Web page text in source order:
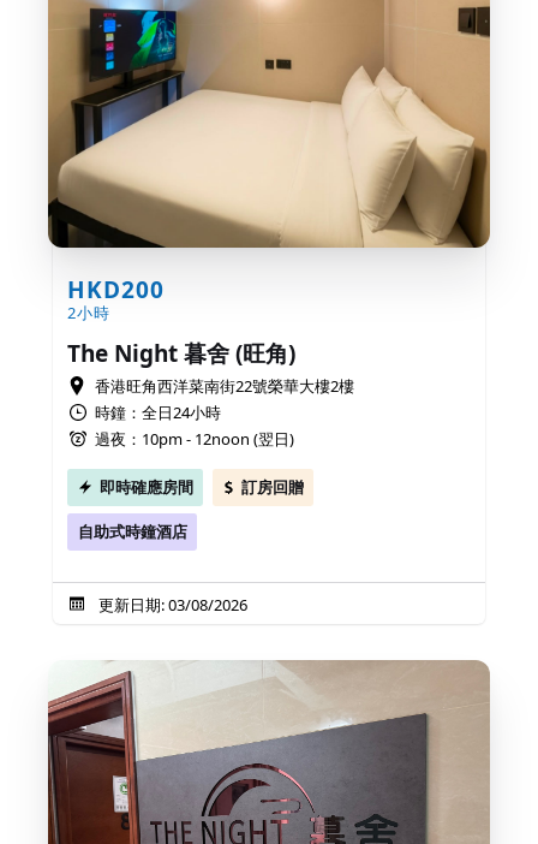
HKD200
2小時
The Night 暮舍 (旺角)
香港旺角西洋菜南街22號榮華大樓2樓
時鐘：全日24小時
過夜：10pm - 12noon (翌日)
即時確應房間 訂房回贈
自助式時鐘酒店
更新日期: 03/08/2026